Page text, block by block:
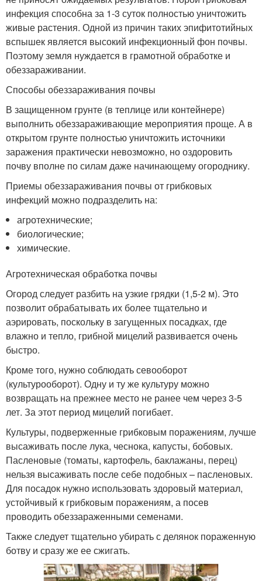
инфекция способна за 1-3 суток полностью уничтожить
живые растения. Одной из причин таких эпифитотийных
вспышек является высокий инфекционный фон почвы.
Поэтому земля нуждается в грамотной обработке и
обеззараживании.
Способы обеззараживания почвы
В защищенном грунте (в теплице или контейнере)
выполнить обеззараживающие мероприятия проще. А в
открытом грунте полностью уничтожить источники
заражения практически невозможно, но оздоровить
почву вполне по силам даже начинающему огороднику.
Приемы обеззараживания почвы от грибковых
инфекций можно подразделить на:
агротехнические;
биологические;
химические.
Агротехническая обработка почвы
Огород следует разбить на узкие грядки (1,5-2 м). Это
позволит обрабатывать их более тщательно и
аэрировать, поскольку в загущенных посадках, где
влажно и тепло, грибной мицелий развивается очень
быстро.
Кроме того, нужно соблюдать севооборот
(культурооборот). Одну и ту же культуру можно
возвращать на прежнее место не ранее чем через 3-5
лет. За этот период мицелий погибает.
Культуры, подверженные грибковым поражениям, лучше
высаживать после лука, чеснока, капусты, бобовых.
Пасленовые (томаты, картофель, баклажаны, перец)
нельзя высаживать после себе подобных – пасленовых.
Для посадок нужно использовать здоровый материал,
устойчивый к грибковым поражениям, а посев
проводить обеззараженными семенами.
Также следует тщательно убирать с делянок пораженную
ботву и сразу же ее сжигать.